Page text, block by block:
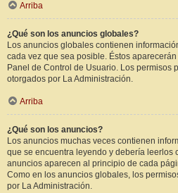
Arriba
¿Qué son los anuncios globales?
Los anuncios globales contienen
cada vez que sea posible. Éstos
Panel de Control de Usuario. Los permisos
otorgados por La Administración.
Arriba
¿Qué son los anuncios?
Los anuncios muchas veces contienen
que se encuentra leyendo y debería leerlos
anuncios aparecen al principio de cada
Como en los anuncios globales, los
por La Administración.